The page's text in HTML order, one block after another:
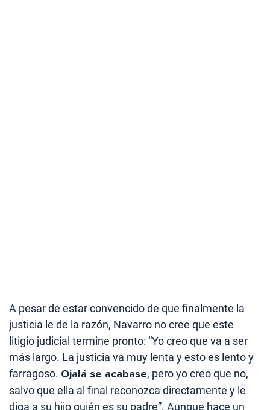
A pesar de estar convencido de que finalmente la
justicia le de la razón, Navarro no cree que este
litigio judicial termine pronto: “Yo creo que va a ser
más largo. La justicia va muy lenta y esto es lento y
farragoso. Ojalá se acabase, pero yo creo que no,
salvo que ella al final reconozca directamente y le
diga a su hijo quién es su padre”. Aunque hace un